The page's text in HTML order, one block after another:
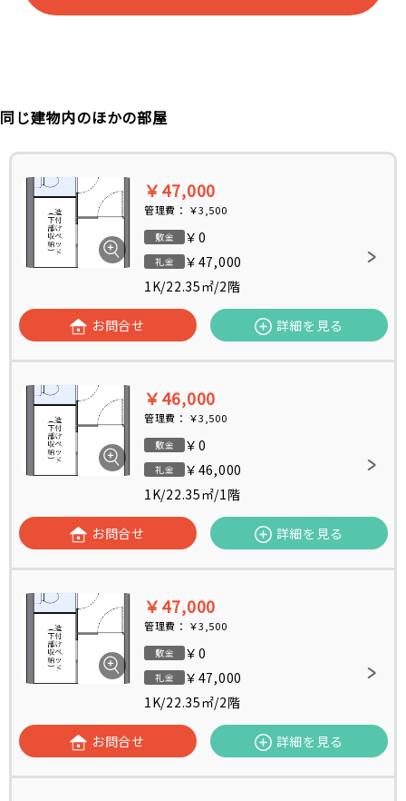
同じ建物内のほかの部屋
￥47,000
管理費： ￥3,500
敷金 ￥0
礼金
￥47,000
1K/22.35㎡/2階
お問合せ 詳細を見る
￥46,000
管理費： ￥3,500
敷金 ￥0
礼金
￥46,000
1K/22.35㎡/1階
お問合せ 詳細を見る
￥47,000
管理費： ￥3,500
敷金 ￥0
礼金
￥47,000
1K/22.35㎡/2階
お問合せ 詳細を見る